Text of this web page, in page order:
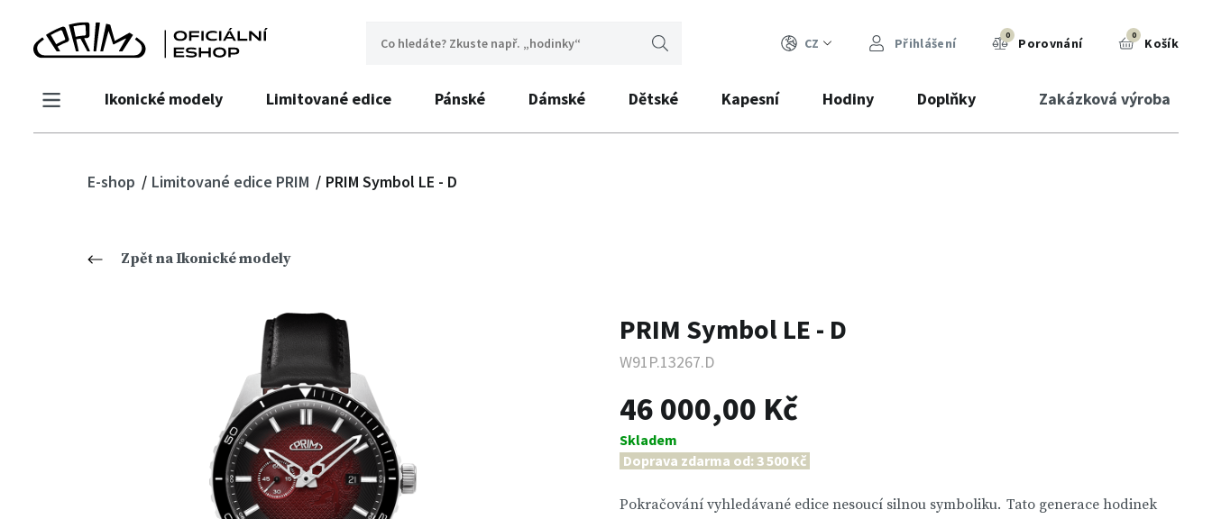
CZ Přihlášení 0 Porovnání 0 Košík
Ikonické modely Limitované edice Pánské Dámské Dětské Kapesní Hodiny Doplňky Zakázková výroba
E-shop Limitované edice PRIM PRIM Symbol LE - D
Zpět na Ikonické modely
PRIM Symbol LE - D
W91P.13267.D
46 000,00 Kč
Skladem
Doprava zdarma od: 3 500 Kč
Pokračování vyhledávané edice nesoucí silnou symboliku. Tato generace hodinek